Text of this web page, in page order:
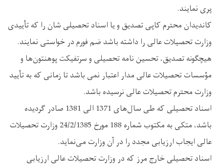
پری نمایند.
کاندیدان محترم کاپی تصدیق و یا اسناد تحصیلی ‌شان را که تأییدی
وزارت تحصیلات عالی را داشته باشد ضم فورم در خواستی نمایند.
هیچگونه تصدیق، تحسین ‌نامه تحصیلی و سرتفیکت پوهنتون‌ها و
مؤسسات تحصیلات عالی مدار اعتبار نمی ‌باشد تا زمانی که به تأیید
وزارت محترم تحصیلات عالی نرسیده باشد.
اسناد تحصیلی که طی سال‌های 1371 الی 1381 صادر گردیده
باشد، متکی به مکتوب شماره 188 مورخ 24/2/1385 وزارت تحصیلات
عالی ایجاب ارزیابی مجدد را در آن وزارت می‌نماید.
اسناد تحصیلی خارج مرز که در وزارت تحصیلات عالی ارزیابی